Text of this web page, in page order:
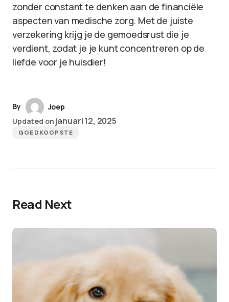
zonder constant te denken aan de financiële
aspecten van medische zorg. Met de juiste
verzekering krijg je de gemoedsrust die je
verdient, zodat je je kunt concentreren op de
liefde voor je huisdier!
By
Joep
Updated on januari 12, 2025
GOEDKOOPSTE
Read Next